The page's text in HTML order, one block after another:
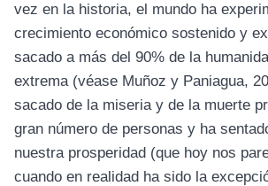
vez en la historia, el mundo ha
crecimiento económico sostenido y
sacado a más del 90% de la
extrema (véase Muñoz y Paniagua,
sacado de la miseria y de la muerte
gran número de personas y ha
nuestra prosperidad (que hoy nos
cuando en realidad ha sido la